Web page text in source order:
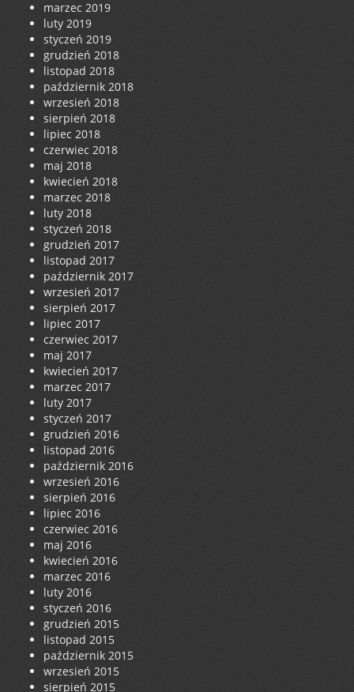
marzec 2019
luty 2019
styczeń 2019
grudzień 2018
listopad 2018
październik 2018
wrzesień 2018
sierpień 2018
lipiec 2018
czerwiec 2018
maj 2018
kwiecień 2018
marzec 2018
luty 2018
styczeń 2018
grudzień 2017
listopad 2017
październik 2017
wrzesień 2017
sierpień 2017
lipiec 2017
czerwiec 2017
maj 2017
kwiecień 2017
marzec 2017
luty 2017
styczeń 2017
grudzień 2016
listopad 2016
październik 2016
wrzesień 2016
sierpień 2016
lipiec 2016
czerwiec 2016
maj 2016
kwiecień 2016
marzec 2016
luty 2016
styczeń 2016
grudzień 2015
listopad 2015
październik 2015
wrzesień 2015
sierpień 2015